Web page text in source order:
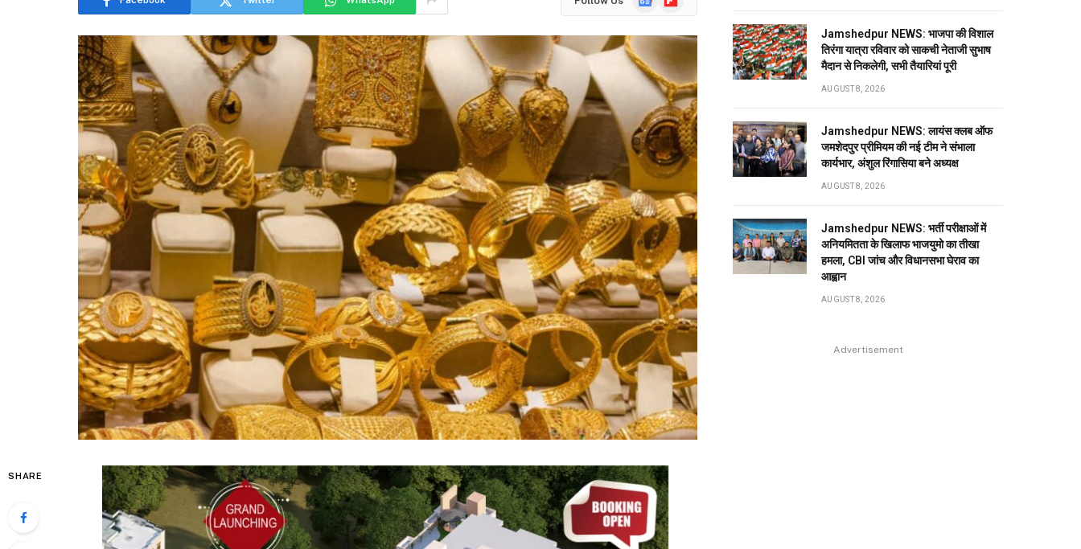
SHARE
Jamshedpur NEWS: भाजपा की विशाल
तिरंगा यात्रा रविवार को साकची नेताजी सुभाष
मैदान से निकलेगी, सभी तैयारियां पूरी
AUGUST 8, 2026
Jamshedpur NEWS: लायंस क्लब ऑफ
जमशेदपुर प्रीमियम की नई टीम ने संभाला
कार्यभार, अंशुल रिंगासिया बने अध्यक्ष
AUGUST 8, 2026
Jamshedpur NEWS: भर्ती परीक्षाओं में
अनियमितता के खिलाफ भाजयुमो का तीखा
हमला, CBI जांच और विधानसभा घेराव का
आह्वान
AUGUST 8, 2026
Advertisement